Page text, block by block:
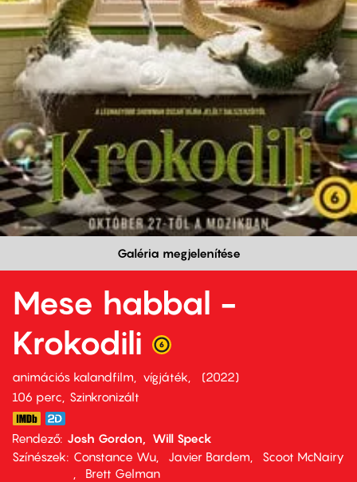
Galéria megjelenítése
Mese habbal -
Krokodili
animációs kalandfilm vígjáték
2022
106 perc,
Szinkronizált
Rendező Josh Gordon
Will Speck
Színészek
Constance Wu Javier Bardem
Scoot McNairy
Brett Gelman